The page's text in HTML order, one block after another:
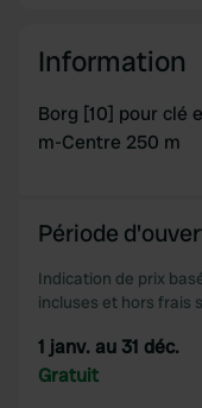
Information
Borg [10] pour clé
m-Centre 250 m
Période
Indication de prix
incluses et hors frais
1 janv. au 31 déc.
Gratuit